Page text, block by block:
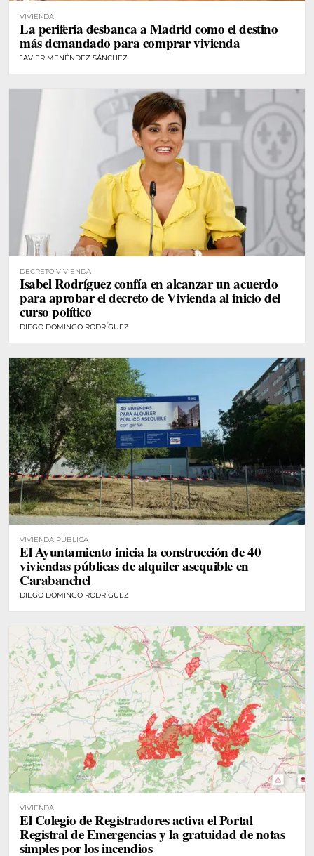
VIVIENDA
La periferia desbanca a Madrid como el destino
más demandado para comprar vivienda
JAVIER MENÉNDEZ SÁNCHEZ
DECRETO VIVIENDA
Isabel Rodríguez confía en alcanzar un acuerdo
para aprobar el decreto de Vivienda al inicio del
curso político
DIEGO DOMINGO RODRÍGUEZ
VIVIENDA PÚBLICA
El Ayuntamiento inicia la construcción de 40
viviendas públicas de alquiler asequible en
Carabanchel
DIEGO DOMINGO RODRÍGUEZ
VIVIENDA
El Colegio de Registradores activa el Portal
Registral de Emergencias y la gratuidad de notas
simples por los incendios